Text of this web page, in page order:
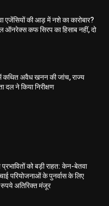
एजेंसियों की आड़ में नशे का कारोबार?
ऑनरेक्स कफ सिरप का हिसाब नहीं, दो
में कथित अवैध खनन की जांच, राज्य
दल ने किया निरीक्षण
को बड़ी राहत: केन-बेतवा
परियोजनाओं के पुनर्वास के लिए
अतिरिक्त मंजूर